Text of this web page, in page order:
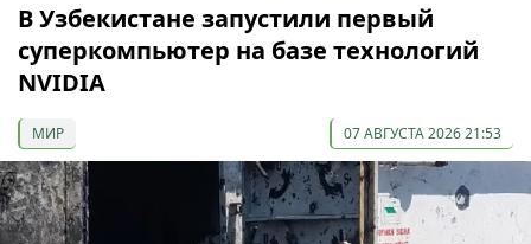
В Узбекистане запустили первый
суперкомпьютер на базе технологий
NVIDIA
МИР 07 АВГУСТА 2026 21:53